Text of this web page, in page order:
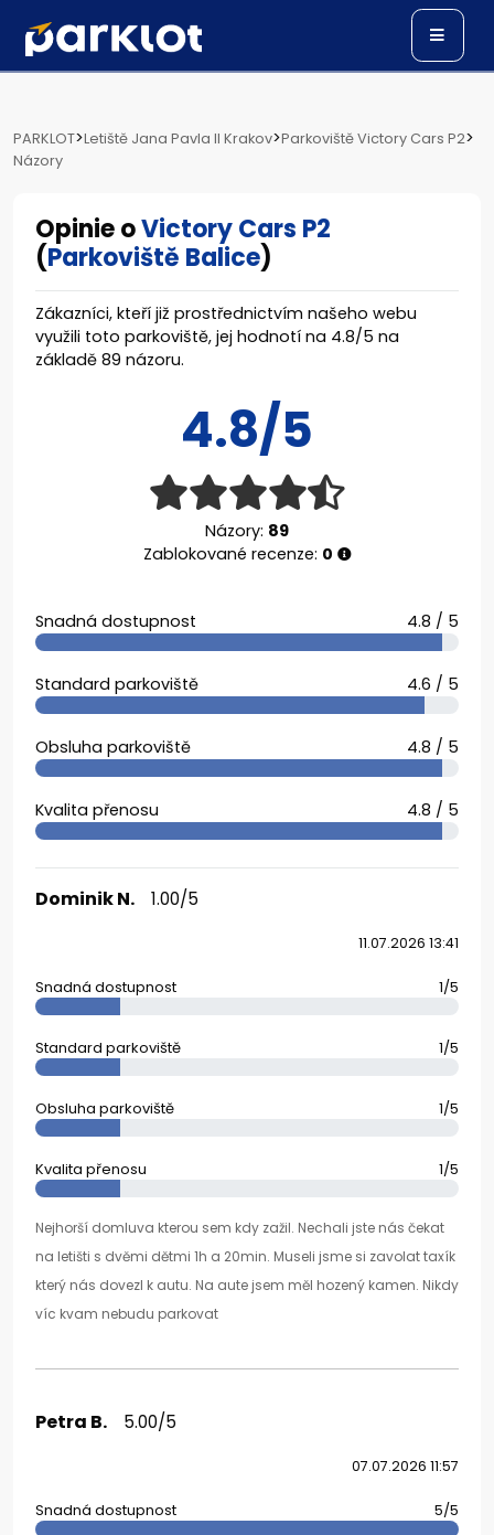
PARKLOT>Letiště Jana Pavla II Krakov>Parkoviště Victory Cars P2>
Názory
Opinie oVictory Cars P2
(Parkoviště Balice)
Zákazníci, kteří již prostřednictvím našeho webu
využili toto parkoviště, jej hodnotí na 4.8/5 na
základě 89 názoru.
4.8/5
Názory: 89
Zablokované recenze: 0
Snadná dostupnost 4.8 / 5
Standard parkoviště 4.6 / 5
Obsluha parkoviště 4.8 / 5
Kvalita přenosu 4.8 / 5
Dominik N. 1.00/5
11.07.2026 13:41
Snadná dostupnost 1/5
Standard parkoviště 1/5
Obsluha parkoviště 1/5
Kvalita přenosu 1/5
Nejhorší domluva kterou sem kdy zažil. Nechali jste nás čekat
na letišti s dvěmi dětmi 1h a 20min. Museli jsme si zavolat taxík
který nás dovezl k autu. Na aute jsem měl hozený kamen. Nikdy
víc kvam nebudu parkovat
Petra B. 5.00/5
07.07.2026 11:57
Snadná dostupnost 5/5